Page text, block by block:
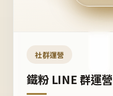
社群運營
鐵粉 LINE 群運營